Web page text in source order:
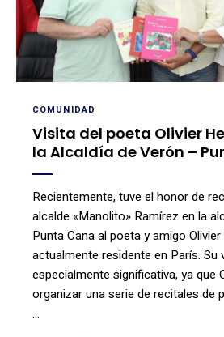
COMUNIDAD
Visita del poeta Olivier
la Alcaldía de Verón –
Recientemente, tuve el honor de
alcalde «Manolito» Ramírez en la
Punta Cana al poeta y amigo
actualmente residente en París. Su
especialmente significativa, ya que
organizar una serie de recitales de
…